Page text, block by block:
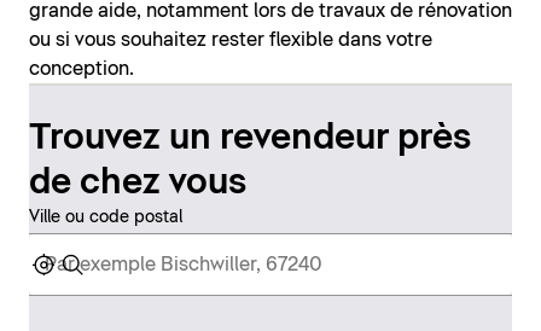
grande aide, notamment lors de travaux de rénovation
ou si vous souhaitez rester flexible dans votre
conception.
Trouvez un revendeur près
de chez vous
Ville ou code postal